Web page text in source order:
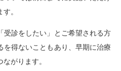
。
受診をしたい」とご希望される方
を得ないこともあり、早期に治療
がります。